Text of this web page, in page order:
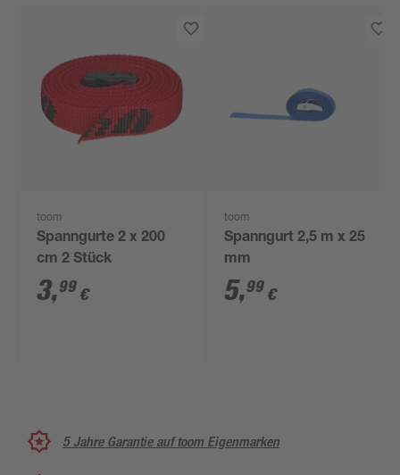
toom
Spanngurte 2 x 200
cm 2 Stück
3,99 €
toom
Spanngurt 2,5 m x 25
mm
5,99 €
5 Jahre Garantie auf toom Eigenmarken